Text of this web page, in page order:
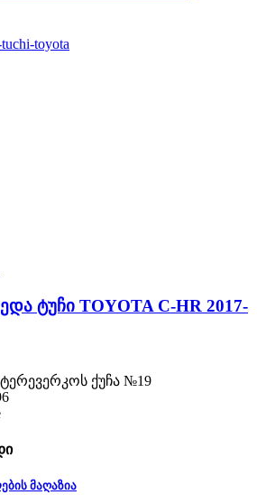
ტუჩი TOYOTA C-HR 2017-
ქუჩა №19
მაღაზია